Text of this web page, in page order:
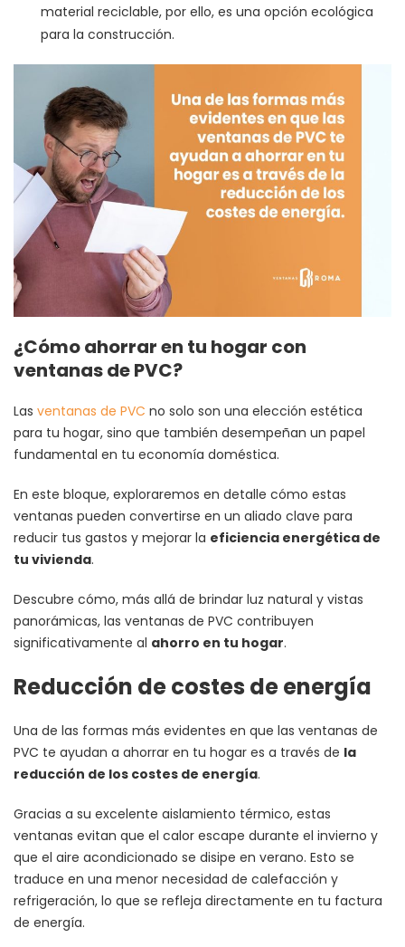
material reciclable, por ello, es una opción ecológica
para la construcción.
¿Cómo ahorrar en tu hogar con
ventanas de PVC?
Las ventanas de PVC no solo son una elección estética
para tu hogar, sino que también desempeñan un papel
fundamental en tu economía doméstica.
En este bloque, exploraremos en detalle cómo estas
ventanas pueden convertirse en un aliado clave para
reducir tus gastos y mejorar la eficiencia energética de
tu vivienda.
Descubre cómo, más allá de brindar luz natural y vistas
panorámicas, las ventanas de PVC contribuyen
significativamente al ahorro en tu hogar.
Reducción de costes de energía
Una de las formas más evidentes en que las ventanas de
PVC te ayudan a ahorrar en tu hogar es a través de la
reducción de los costes de energía.
Gracias a su excelente aislamiento térmico, estas
ventanas evitan que el calor escape durante el invierno y
que el aire acondicionado se disipe en verano. Esto se
traduce en una menor necesidad de calefacción y
refrigeración, lo que se refleja directamente en tu factura
de energía.